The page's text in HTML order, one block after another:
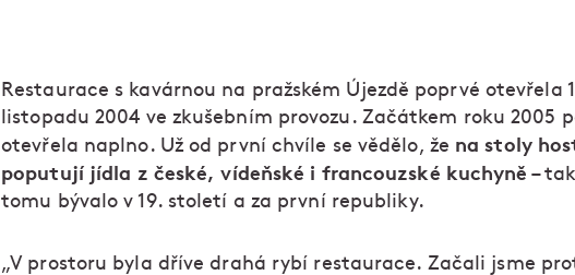
Restaurace s kavárnou na pražském Újezdě poprvé otevřela
listopadu 2004 ve zkušebním provozu. Začátkem roku 2005
otevřela naplno. Už od první chvíle se vědělo, že na stoly
poputují jídla z české, vídeňské i francouzské kuchyně –
tomu bývalo v 19. století a za první republiky.
„V prostoru byla dříve drahá rybí restaurace. Začali jsme